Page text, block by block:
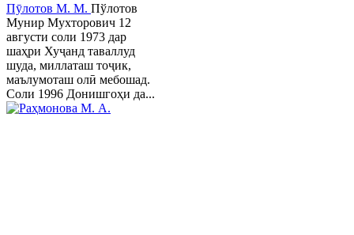
Пӯлотов М. М. Пўлотов
Мунир Мухторович 12
августи соли 1973 дар
шаҳри Хуҷанд таваллуд
шуда, миллаташ тоҷик,
маълумоташ олӣ мебошад.
Соли 1996 Донишгоҳи да...